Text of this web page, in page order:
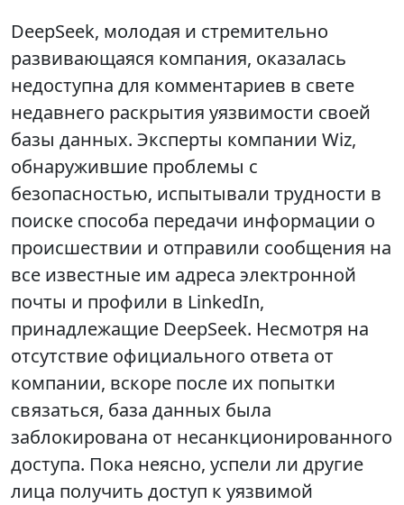
DeepSeek, молодая и стремительно
развивающаяся компания, оказалась
недоступна для комментариев в свете
недавнего раскрытия уязвимости своей
базы данных. Эксперты компании Wiz,
обнаружившие проблемы с
безопасностью, испытывали трудности в
поиске способа передачи информации о
происшествии и отправили сообщения на
все известные им адреса электронной
почты и профили в LinkedIn,
принадлежащие DeepSeek. Несмотря на
отсутствие официального ответа от
компании, вскоре после их попытки
связаться, база данных была
заблокирована от несанкционированного
доступа. Пока неясно, успели ли другие
лица получить доступ к уязвимой